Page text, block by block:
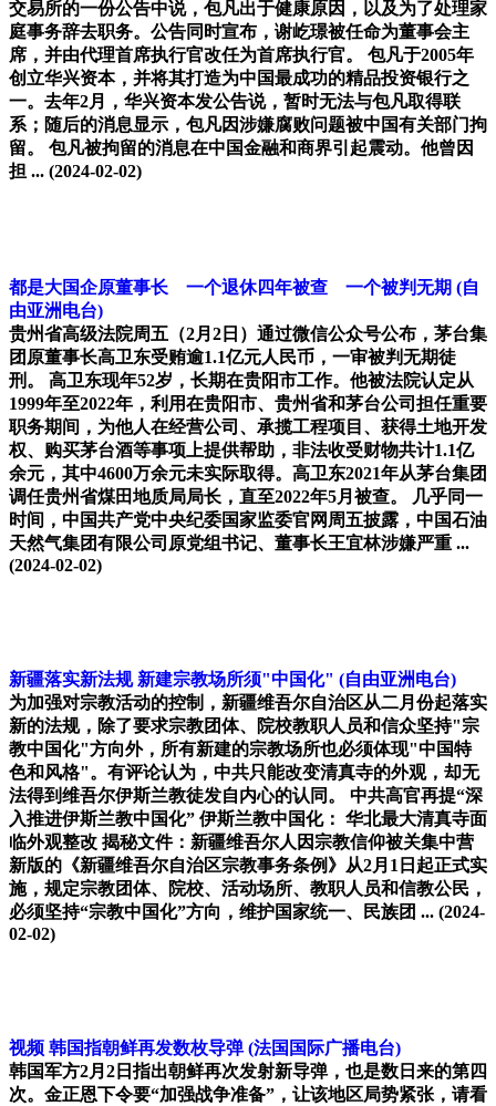
交易所的一份公告中说，包凡出于健康原因，以及为了处理家
庭事务辞去职务。公告同时宣布，谢屹璟被任命为董事会主
席，并由代理首席执行官改任为首席执行官。 包凡于2005年
创立华兴资本，并将其打造为中国最成功的精品投资银行之
一。去年2月，华兴资本发公告说，暂时无法与包凡取得联
系；随后的消息显示，包凡因涉嫌腐败问题被中国有关部门拘
留。 包凡被拘留的消息在中国金融和商界引起震动。他曾因
担 ... (2024-02-02)
都是大国企原董事长 一个退休四年被查 一个被判无期 (自
由亚洲电台)
贵州省高级法院周五（2月2日）通过微信公众号公布，茅台集
团原董事长高卫东受贿逾1.1亿元人民币，一审被判无期徒
刑。 高卫东现年52岁，长期在贵阳市工作。他被法院认定从
1999年至2022年，利用在贵阳市、贵州省和茅台公司担任重要
职务期间，为他人在经营公司、承揽工程项目、获得土地开发
权、购买茅台酒等事项上提供帮助，非法收受财物共计1.1亿
余元，其中4600万余元未实际取得。高卫东2021年从茅台集团
调任贵州省煤田地质局局长，直至2022年5月被查。 几乎同一
时间，中国共产党中央纪委国家监委官网周五披露，中国石油
天然气集团有限公司原党组书记、董事长王宜林涉嫌严重 ...
(2024-02-02)
新疆落实新法规 新建宗教场所须"中国化" (自由亚洲电台)
为加强对宗教活动的控制，新疆维吾尔自治区从二月份起落实
新的法规，除了要求宗教团体、院校教职人员和信众坚持"宗
教中国化"方向外，所有新建的宗教场所也必须体现"中国特
色和风格"。有评论认为，中共只能改变清真寺的外观，却无
法得到维吾尔伊斯兰教徒发自内心的认同。 中共高官再提“深
入推进伊斯兰教中国化” 伊斯兰教中国化： 华北最大清真寺面
临外观整改 揭秘文件：新疆维吾尔人因宗教信仰被关集中营
新版的《新疆维吾尔自治区宗教事务条例》从2月1日起正式实
施，规定宗教团体、院校、活动场所、教职人员和信教公民，
必须坚持“宗教中国化”方向，维护国家统一、民族团 ... (2024-
02-02)
视频 韩国指朝鲜再发数枚导弹 (法国国际广播电台)
韩国军方2月2日指出朝鲜再次发射新导弹，也是数日来的第四
次。金正恩下令要“加强战争准备”，让该地区局势紧张，请看